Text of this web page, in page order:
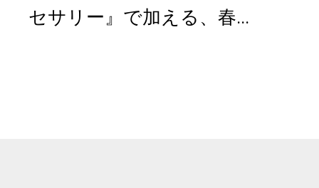
セサリー』で加える、春...